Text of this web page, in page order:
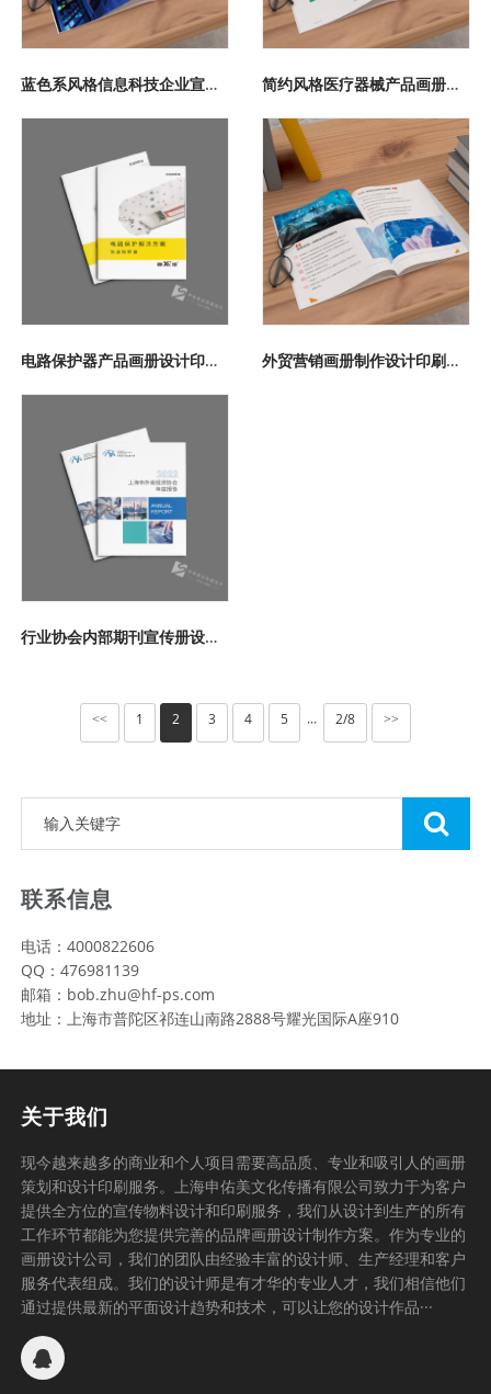
蓝色系风格信息科技企业宣传画册印刷制作鉴赏案例 简约风格医疗器械产品画册设计案例鉴赏
电路保护器产品画册设计印刷案例 外贸营销画册制作设计印刷案例鉴赏
行业协会内部期刊宣传册设计印刷案例
<< 1 2 3 4 5 ··· 2/8 >>
联系信息
电话：4000822606
QQ：476981139
邮箱：bob.zhu@hf-ps.com
地址：上海市普陀区祁连山南路2888号耀光国际A座910
关于我们
现今越来越多的商业和个人项目需要高品质、专业和吸引人的画册
策划和设计印刷服务。上海申佑美文化传播有限公司致力于为客户
提供全方位的宣传物料设计和印刷服务，我们从设计到生产的所有
工作环节都能为您提供完善的品牌画册设计制作方案。作为专业的
画册设计公司，我们的团队由经验丰富的设计师、生产经理和客户
服务代表组成。我们的设计师是有才华的专业人才，我们相信他们
通过提供最新的平面设计趋势和技术，可以让您的设计作品···